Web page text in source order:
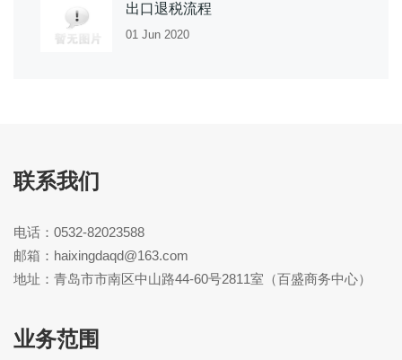
出口退税流程
01 Jun 2020
联系我们
电话：0532-82023588
邮箱：haixingdaqd@163.com
地址：青岛市市南区中山路44-60号2811室（百盛商务中心）
业务范围